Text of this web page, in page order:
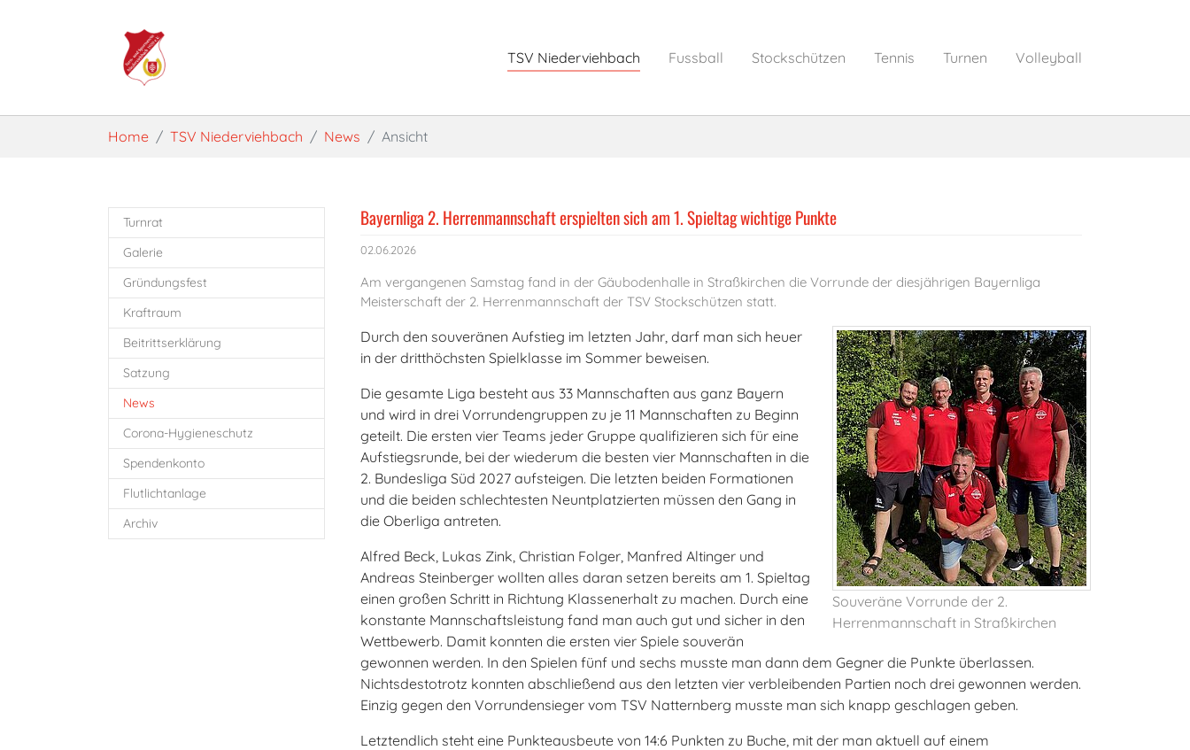
TSV Niederviehbach Fussball Stockschützen Tennis Turnen Volleyball
Home TSV Niederviehbach News Ansicht
Turnrat
Galerie
Gründungsfest
Kraftraum
Beitrittserklärung
Satzung
News
Corona-Hygieneschutz
Spendenkonto
Flutlichtanlage
Archiv
Bayernliga 2. Herrenmannschaft erspielten sich am 1. Spieltag wichtige Punkte
02.06.2026
Am vergangenen Samstag fand in der Gäubodenhalle in Straßkirchen die Vorrunde der diesjährigen Bayernliga
Meisterschaft der 2. Herrenmannschaft der TSV Stockschützen statt.
Souveräne Vorrunde der 2.
Herrenmannschaft in Straßkirchen
Durch den souveränen Aufstieg im letzten Jahr, darf man sich heuer
in der dritthöchsten Spielklasse im Sommer beweisen.
Die gesamte Liga besteht aus 33 Mannschaften aus ganz Bayern
und wird in drei Vorrundengruppen zu je 11 Mannschaften zu Beginn
geteilt. Die ersten vier Teams jeder Gruppe qualifizieren sich für eine
Aufstiegsrunde, bei der wiederum die besten vier Mannschaften in die
2. Bundesliga Süd 2027 aufsteigen. Die letzten beiden Formationen
und die beiden schlechtesten Neuntplatzierten müssen den Gang in
die Oberliga antreten.
Alfred Beck, Lukas Zink, Christian Folger, Manfred Altinger und
Andreas Steinberger wollten alles daran setzen bereits am 1. Spieltag
einen großen Schritt in Richtung Klassenerhalt zu machen. Durch eine
konstante Mannschaftsleistung fand man auch gut und sicher in den
Wettbewerb. Damit konnten die ersten vier Spiele souverän
gewonnen werden. In den Spielen fünf und sechs musste man dann dem Gegner die Punkte überlassen.
Nichtsdestotrotz konnten abschließend aus den letzten vier verbleibenden Partien noch drei gewonnen werden.
Einzig gegen den Vorrundensieger vom TSV Natternberg musste man sich knapp geschlagen geben.
Letztendlich steht eine Punkteausbeute von 14:6 Punkten zu Buche, mit der man aktuell auf einem